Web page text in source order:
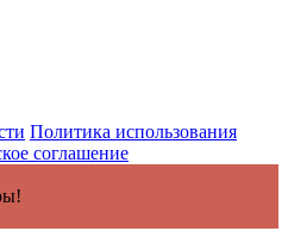
Политика использования
соглашение